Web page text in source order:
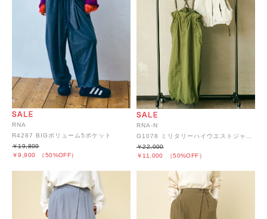
RNA
R4287 BIGボリューム5ポケット
￥9,900 （50%OFF）
￥19,800
RNA-N
￥11,000 （50%OFF）
￥22,000